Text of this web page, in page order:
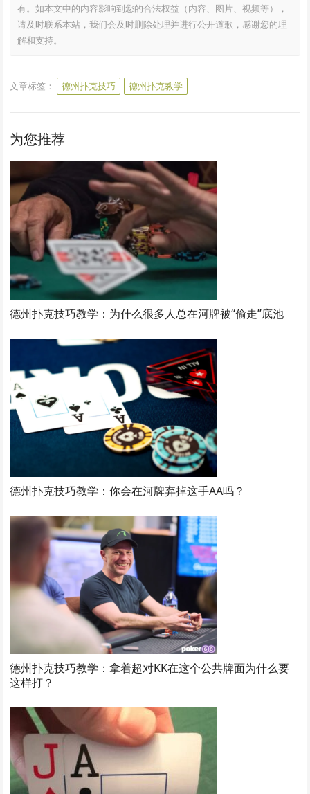
有。如本文中的内容影响到您的合法权益（内容、图片、视频等），
请及时联系本站，我们会及时删除处理并进行公开道歉，感谢您的理
解和支持。
文章标签： 德州扑克技巧 德州扑克教学
为您推荐
德州扑克技巧教学：为什么很多人总在河牌被“偷走”底池
德州扑克技巧教学：你会在河牌弃掉这手AA吗？
德州扑克技巧教学：拿着超对KK在这个公共牌面为什么要
这样打？